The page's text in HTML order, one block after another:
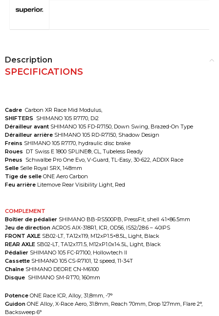
Description
SPECIFICATIONS
Cadre Carbon XR Race Mid Modulus,
SHIFTERS SHIMANO 105 R7170, Di2
Dérailleur avant SHIMANO 105 FD-R7150, Down Swing, Brazed-On Type
Dérailleur arrière SHIMANO 105 RD-R7150, Shadow Design
Freins SHIMANO 105 R7170, hydraulic disc brake
Roues DT Swiss E 1800 SPLINE®, CL, Tubeless Ready
Pneus Schwalbe Pro One Evo, V-Guard, TL-Easy, 30-622, ADDIX Race
Selle Selle Royal SRX, 148mm
Tige de selle ONE Aero Carbon
Feu arrière Litemove Rear Visibility Light, Red
COMPLEMENT
Boîtier de pédalier SHIMANO BB-RS500PB, PressFit, shell 41×86.5mm
Jeu de direction ACROS AIX-318R1, ICR, OD56, IS52/28.6 – 40IPS
FRONT AXLE SB02-LT, TA12x119, M12xP1.5×8.5L, Light, Black
REAR AXLE SB02-LT, TA12x171.5, M12xP1.0x14.5L, Light, Black
Pédalier SHIMANO 105 FC-R7100, Hollowtech II
Cassette SHIMANO 105 CS-R7101, 12 speed, 11-34T
Chaîne SHIMANO DEORE CN-M6100
Disque SHIMANO SM-RT70, 160mm
Potence ONE Race ICR, Alloy, 31,8mm, -7°
Guidon ONE Alloy, X-Race Aero, 31.8mm, Reach 70mm, Drop 127mm, Flare 2°,
Backsweep 6°